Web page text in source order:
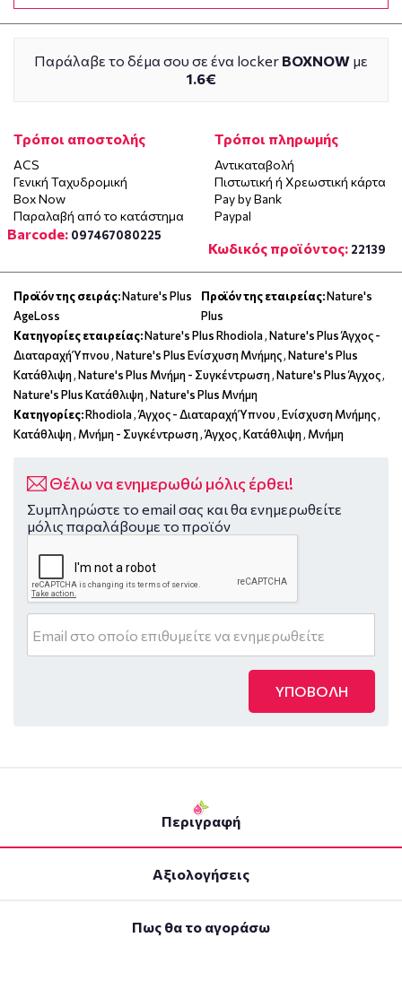
Παράλαβε το δέμα σου σε ένα locker BOXNOW με
1.6€
Τρόποι αποστολής
ACS
Γενική Ταχυδρομική
Box Now
Παραλαβή από το κατάστημα
Τρόποι πληρωμής
Αντικαταβολή
Πιστωτική ή Χρεωστική κάρτα
Pay by Bank
Paypal
Barcode: 097467080225
Κωδικός προϊόντος: 22139
Προϊόν της σειράς:Nature's Plus
AgeLoss
Προϊόν της εταιρείας:Nature's
Plus
Κατηγορίες εταιρείας:Nature's Plus Rhodiola,Nature's Plus Άγχος -
Διαταραχή Ύπνου,Nature's Plus Ενίσχυση Μνήμης,Nature's Plus
Κατάθλιψη,Nature's Plus Μνήμη - Συγκέντρωση,Nature's Plus Άγχος,
Nature's Plus Κατάθλιψη,Nature's Plus Μνήμη
Κατηγορίες:Rhodiola,Άγχος - Διαταραχή Ύπνου,Ενίσχυση Μνήμης,
Κατάθλιψη, Μνήμη - Συγκέντρωση,Άγχος,Κατάθλιψη, Μνήμη
Θέλω να ενημερωθώ μόλις έρθει!
Συμπληρώστε το email σας και θα ενημερωθείτε
μόλις παραλάβουμε το προϊόν
ΥΠΟΒΟΛΗ
Περιγραφή
Αξιολογήσεις
Πως θα το αγοράσω